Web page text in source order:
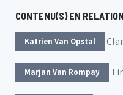
CONTENU(S) EN RELATION
Katrien Van Opstal
Marjan Van Rompay